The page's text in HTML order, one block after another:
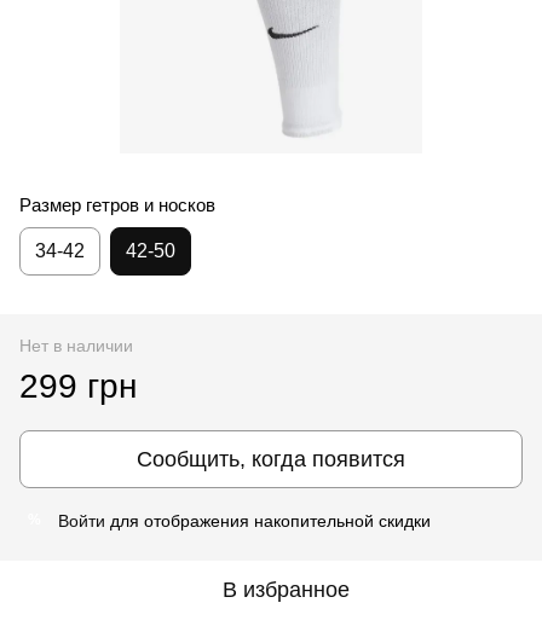
Размер гетров и носков
34-42 42-50
Нет в наличии
299 грн
Сообщить, когда появится
Войти для отображения накопительной скидки
В избранное